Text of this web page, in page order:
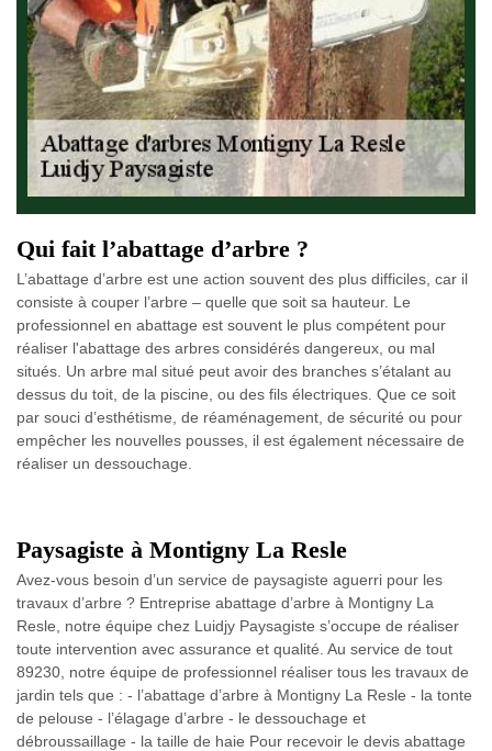
Qui fait l’abattage d’arbre ?
L’abattage d’arbre est une action souvent des plus difficiles, car il
consiste à couper l’arbre – quelle que soit sa hauteur. Le
professionnel en abattage est souvent le plus compétent pour
réaliser l'abattage des arbres considérés dangereux, ou mal
situés. Un arbre mal situé peut avoir des branches s’étalant au
dessus du toit, de la piscine, ou des fils électriques. Que ce soit
par souci d’esthétisme, de réaménagement, de sécurité ou pour
empêcher les nouvelles pousses, il est également nécessaire de
réaliser un dessouchage.
Paysagiste à Montigny La Resle
Avez-vous besoin d’un service de paysagiste aguerri pour les
travaux d’arbre ? Entreprise abattage d’arbre à Montigny La
Resle, notre équipe chez Luidjy Paysagiste s’occupe de réaliser
toute intervention avec assurance et qualité. Au service de tout
89230, notre équipe de professionnel réaliser tous les travaux de
jardin tels que : - l’abattage d’arbre à Montigny La Resle - la tonte
de pelouse - l’élagage d’arbre - le dessouchage et
débroussaillage - la taille de haie Pour recevoir le devis abattage